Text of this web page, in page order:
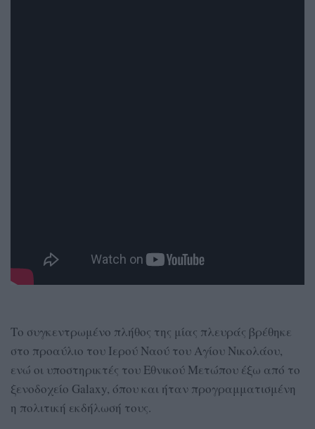
Το συγκεντρωμένο πλήθος της μίας πλευράς βρέθηκε
στο προαύλιο του Ιερού Ναού του Αγίου Νικολάου,
ενώ οι υποστηρικτές του Εθνικού Μετώπου έξω από το
ξενοδοχείο Galaxy, όπου και ήταν προγραμματισμένη
η πολιτική εκδήλωσή τους.